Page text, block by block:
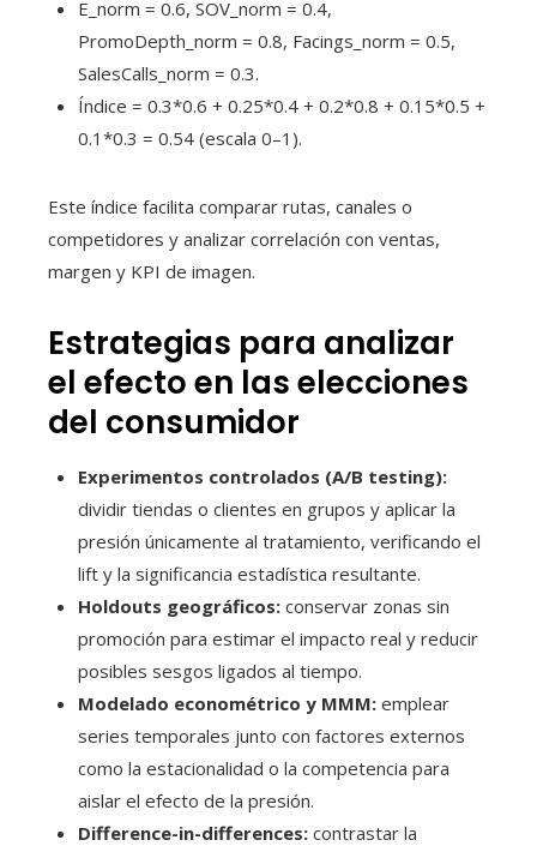
E_norm = 0.6, SOV_norm = 0.4,
PromoDepth_norm = 0.8, Facings_norm = 0.5,
SalesCalls_norm = 0.3.
Índice = 0.3*0.6 + 0.25*0.4 + 0.2*0.8 + 0.15*0.5 +
0.1*0.3 = 0.54 (escala 0–1).
Este índice facilita comparar rutas, canales o
competidores y analizar correlación con ventas,
margen y KPI de imagen.
Estrategias para analizar
el efecto en las elecciones
del consumidor
Experimentos controlados (A/B testing):
dividir tiendas o clientes en grupos y aplicar la
presión únicamente al tratamiento, verificando el
lift y la significancia estadística resultante.
Holdouts geográficos: conservar zonas sin
promoción para estimar el impacto real y reducir
posibles sesgos ligados al tiempo.
Modelado econométrico y MMM: emplear
series temporales junto con factores externos
como la estacionalidad o la competencia para
aislar el efecto de la presión.
Difference-in-differences: contrastar la